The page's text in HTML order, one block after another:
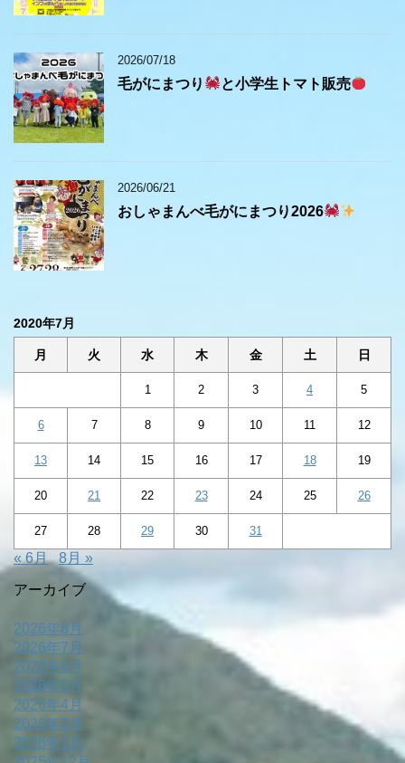
2026/07/18
毛がにまつり と小学生トマト販売
2026/06/21
おしゃまんべ毛がにまつり2026
2020年7月
月 火 水 木 金 土 日
1 2 3 4 5
6 7 8 9 10 11 12
13 14 15 16 17 18 19
20 21 22 23 24 25 26
27 28 29 30 31
« 6月 8月 »
アーカイブ
2026年8月
2026年7月
2026年6月
2026年5月
2026年4月
2026年3月
2026年1月